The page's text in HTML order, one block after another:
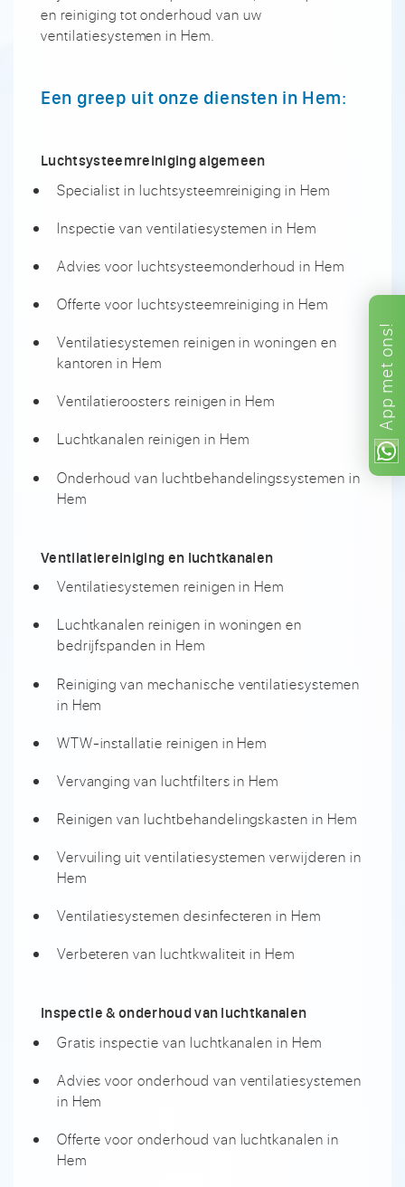
App
met
ons!
en reiniging tot onderhoud van uw
ventilatiesystemen in Hem.
Een greep uit onze diensten in Hem:
Luchtsysteemreiniging algemeen
Specialist in luchtsysteemreiniging in Hem
Inspectie van ventilatiesystemen in Hem
Advies voor luchtsysteemonderhoud in Hem
Offerte voor luchtsysteemreiniging in Hem
Ventilatiesystemen reinigen in woningen en
kantoren in Hem
Ventilatieroosters reinigen in Hem
Luchtkanalen reinigen in Hem
Onderhoud van luchtbehandelingssystemen in
Hem
Ventilatiereiniging en luchtkanalen
Ventilatiesystemen reinigen in Hem
Luchtkanalen reinigen in woningen en
bedrijfspanden in Hem
Reiniging van mechanische ventilatiesystemen
in Hem
WTW-installatie reinigen in Hem
Vervanging van luchtfilters in Hem
Reinigen van luchtbehandelingskasten in Hem
Vervuiling uit ventilatiesystemen verwijderen in
Hem
Ventilatiesystemen desinfecteren in Hem
Verbeteren van luchtkwaliteit in Hem
Inspectie & onderhoud van luchtkanalen
Gratis inspectie van luchtkanalen in Hem
Advies voor onderhoud van ventilatiesystemen
in Hem
Offerte voor onderhoud van luchtkanalen in
Hem